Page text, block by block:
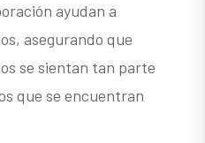
ayudan a
asegurando que
se sientan tan parte
que se encuentran